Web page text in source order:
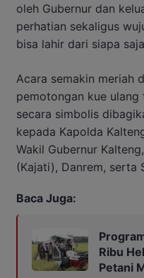
oleh Gubernur dan
perhatian sekaligus
bisa lahir dari siapa
Acara semakin meriah
pemotongan kue
secara simbolis
kepada Kapolda
Wakil Gubernur
(Kajati), Danrem, serta
Baca Juga:
Ribu
Petani